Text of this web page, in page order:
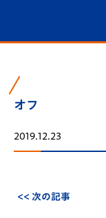
オフ
2019.12.23
<< 次の記事